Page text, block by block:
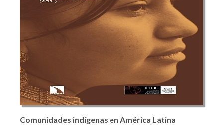
Comunidades indígenas en América Latina